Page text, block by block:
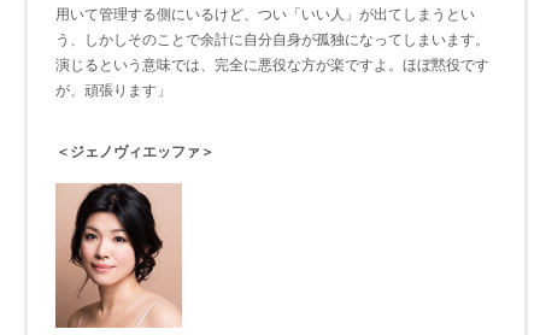
用いて管理する側にいるけど、つい「いい人」が出てしまうとい
う、しかしそのことで余計に自分自身が孤独になってしまいます。
演じるという意味では、完全に悪役な方が楽ですよ。ほぼ黙役です
が、頑張ります」
＜ジェノヴィエッファ＞